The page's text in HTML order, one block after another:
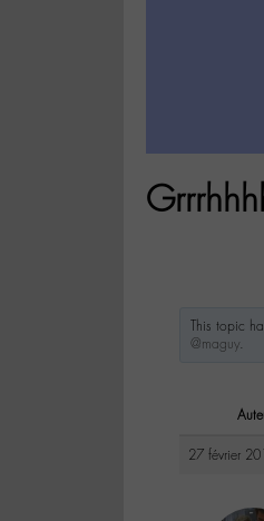
This topic
@maguy.
27 février